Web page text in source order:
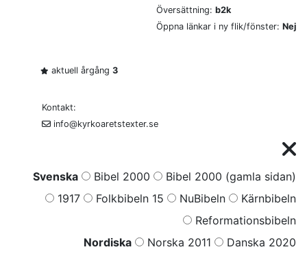
Översättning: b2k
Öppna länkar i ny flik/fönster: Nej
aktuell årgång 3
Kontakt:
info@kyrkoaretstexter.se
Svenska Bibel 2000
Bibel 2000 (gamla sidan)
1917
Folkbibeln 15 NuBibeln
Kärnbibeln
Reformationsbibeln
Nordiska
Norska 2011
Danska 2020